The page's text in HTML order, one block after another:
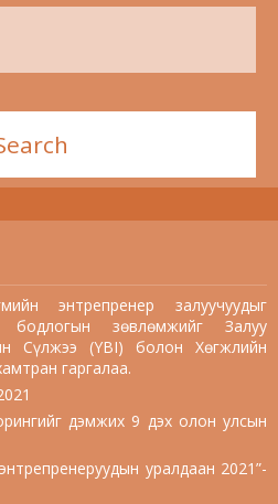
энтрепренер залуучуудыг
бодлогын зөвлөмжийг Залуу
Сүлжээ (YBI) болон Хөгжлийн
гаргалаа.
дэмжих 9 дэх олон улсын
уралдаан 2021”-